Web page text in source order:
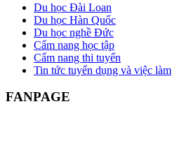
Du học Đài Loan
Du học Hàn Quốc
Du học nghề Đức
Cẩm nang học tập
Cẩm nang thi tuyển
Tin tức tuyển dụng và việc làm
FANPAGE